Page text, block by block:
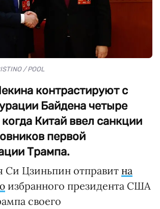
/ POOL
контрастируют с
Байдена четыре
когда Китай ввел санкции
первой
Трампа.
Си Цзиньпин отправит на
избранного президента США
своего